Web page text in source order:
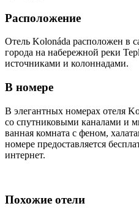
Расположение
Отель Kolonáda расположен в
города на набережной реки
источниками и колоннадами.
В номере
В элегантных номерах отеля
со спутниковыми каналами и
ванная комната с феном,
номере предоставляется
интернет.
Похожие отели